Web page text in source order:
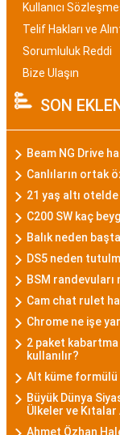
Kullanıcı
Telif Hakları ve
Sorumluluk Reddi
Bize Ulaşın
SON
Beam NG Drive
Canlıların ortak
21 yaş altı
C200 SW kaç
Balık neden
DS5 neden
BSM randevuları
Cam chat rulet
Chrome ne işe
2 paket
kullanılır?
Alt küme formülü
Büyük Dünya
Ülkeler ve
Ahmet Özhan